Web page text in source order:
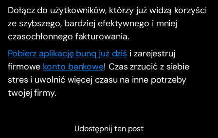
Dołącz do użytkowników, którzy już widzą korzyści
ze szybszego, bardziej efektywnego i mniej
czasochłonnego fakturowania.
Pobierz aplikację bunq już dziś i zarejestruj
firmowe konto bankowe! Czas zrzucić z siebie
stres i uwolnić więcej czasu na inne potrzeby
twojej firmy.
Udostępnij ten post